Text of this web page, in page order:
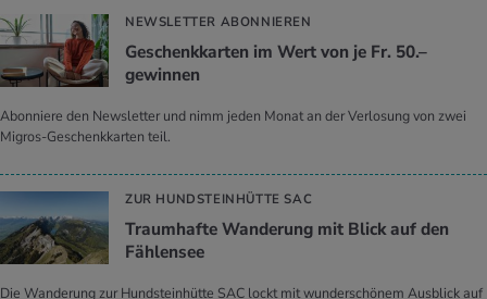
NEWSLETTER ABONNIEREN
Geschenkkarten im Wert von je Fr. 50.–
gewinnen
Abonniere den Newsletter und nimm jeden Monat an der Verlosung von zwei
Migros-Geschenkkarten teil.
ZUR HUNDSTEINHÜTTE SAC
Traumhafte Wanderung mit Blick auf den
Fählensee
Die Wanderung zur Hundsteinhütte SAC lockt mit wunderschönem Ausblick auf